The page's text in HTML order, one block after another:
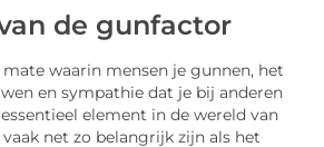
de gunfactor
waarin mensen je gunnen, het
en sympathie dat je bij anderen
element in de wereld van
vaak net zo belangrijk zijn als het